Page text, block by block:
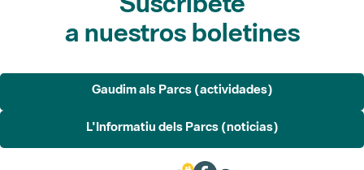
a nuestros boletines
Gaudim als Parcs (actividades)
L'Informatiu dels Parcs (noticias)